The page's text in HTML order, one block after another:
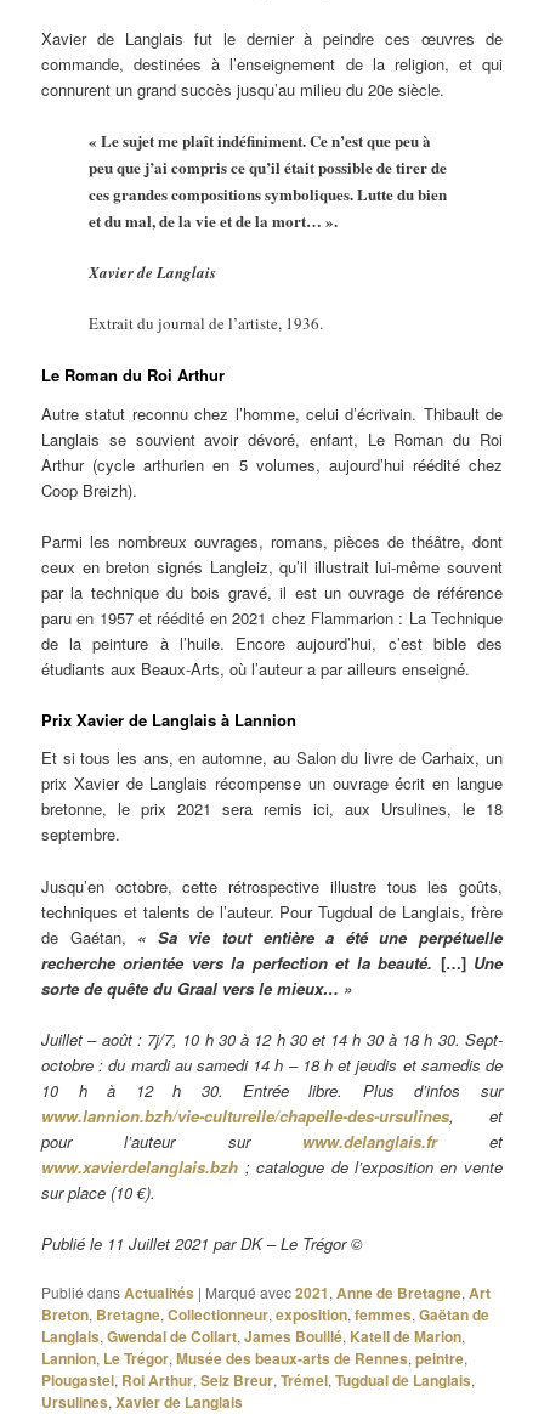
Xavier de Langlais fut le dernier à peindre ces œuvres de
commande, destinées à l’enseignement de la religion, et qui
connurent un grand succès jusqu’au milieu du 20e siècle.
« Le sujet me plaît indéfiniment. Ce n’est que peu à
peu que j’ai compris ce qu’il était possible de tirer de
ces grandes compositions symboliques. Lutte du bien
et du mal, de la vie et de la mort… ».
Xavier de Langlais
Extrait du journal de l’artiste, 1936.
Le Roman du Roi Arthur
Autre statut reconnu chez l’homme, celui d’écrivain. Thibault de
Langlais se souvient avoir dévoré, enfant, Le Roman du Roi
Arthur (cycle arthurien en 5 volumes, aujourd’hui réédité chez
Coop Breizh).
Parmi les nombreux ouvrages, romans, pièces de théâtre, dont
ceux en breton signés Langleiz, qu’il illustrait lui-même souvent
par la technique du bois gravé, il est un ouvrage de référence
paru en 1957 et réédité en 2021 chez Flammarion : La Technique
de la peinture à l’huile. Encore aujourd’hui, c’est bible des
étudiants aux Beaux-Arts, où l’auteur a par ailleurs enseigné.
Prix Xavier de Langlais à Lannion
Et si tous les ans, en automne, au Salon du livre de Carhaix, un
prix Xavier de Langlais récompense un ouvrage écrit en langue
bretonne, le prix 2021 sera remis ici, aux Ursulines, le 18
septembre.
Jusqu’en octobre, cette rétrospective illustre tous les goûts,
techniques et talents de l’auteur. Pour Tugdual de Langlais, frère
de Gaétan, « Sa vie tout entière a été une perpétuelle
recherche orientée vers la perfection et la beauté. […] Une
sorte de quête du Graal vers le mieux… »
Juillet – août : 7j/7, 10 h 30 à 12 h 30 et 14 h 30 à 18 h 30. Sept-
octobre : du mardi au samedi 14 h – 18 h et jeudis et samedis de
10 h à 12 h 30. Entrée libre. Plus d’infos sur
www.lannion.bzh/vie-culturelle/chapelle-des-ursulines, et
pour l’auteur sur www.delanglais.fr
et
www.xavierdelanglais.bzh ; catalogue de l’exposition en vente
sur place (10 €).
Publié le 11 Juillet 2021 par DK – Le Trégor ©
Publié dansActualités | Marqué avec2021,Anne de Bretagne,Art
Breton, Bretagne,Collectionneur,exposition,femmes,Gaëtan de
Langlais,Gwendal de Collart,James Bouillé, Katell de Marion,
Lannion, Le Trégor,Musée des beaux-arts de Rennes,peintre,
Plougastel, Roi Arthur,Seiz Breur,Trémel,Tugdual de Langlais,
Ursulines,Xavier de Langlais